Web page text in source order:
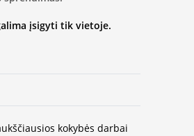
įsigyti tik vietoje.
kokybės darbai